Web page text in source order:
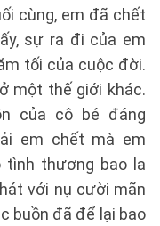
cùng, em đã chết
sự ra đi của em
tối của cuộc đời.
một thế giới khác.
của cô bé đáng
em chết mà em
thương bao la
với nụ cười mãn
buồn đã để lại bao